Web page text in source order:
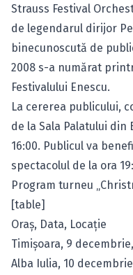
Strauss Festival
de legendarul dirijor
binecunoscută de
2008 s-a numărat
Festivalului Enescu.
La cererea publicului,
de la Sala Palatului din
16:00. Publicul va
spectacolul de la ora
Program turneu
[table]
Oraş, Data, Locaţie
Timişoara, 9
Alba Iulia, 10